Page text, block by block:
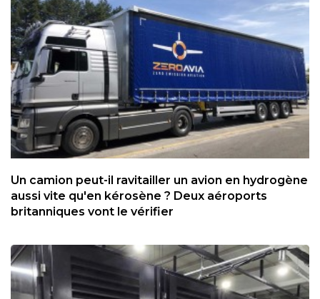
Un camion peut-il ravitailler un avion en hydrogène
aussi vite qu'en kérosène ? Deux aéroports
britanniques vont le vérifier